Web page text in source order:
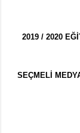
2019 / 2020
SEÇMELİ